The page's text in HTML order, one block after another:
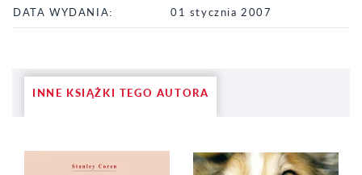
DATA WYDANIA: 01 stycznia 2007
INNE KSIĄŻKI TEGO AUTORA